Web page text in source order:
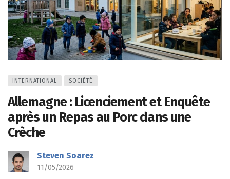
INTERNATIONAL SOCIÉTÉ
Allemagne : Licenciement et Enquête
après un Repas au Porc dans une
Crèche
Steven Soarez
11/05/2026